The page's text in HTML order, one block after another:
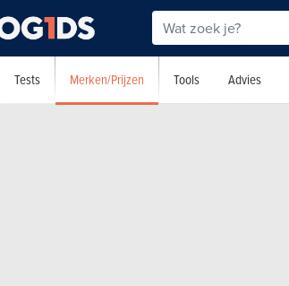
Tests Merken/Prijzen Tools Advies